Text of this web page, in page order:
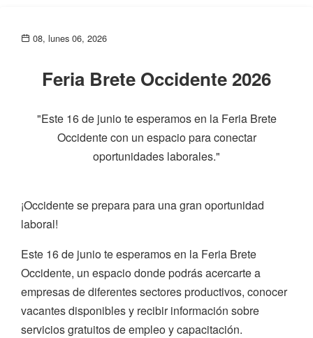
08, lunes 06, 2026
Feria Brete Occidente 2026
"Este 16 de junio te esperamos en la Feria Brete
Occidente con un espacio para conectar
oportunidades laborales."
¡Occidente se prepara para una gran oportunidad
laboral!
Este 16 de junio te esperamos en la Feria Brete
Occidente, un espacio donde podrás acercarte a
empresas de diferentes sectores productivos, conocer
vacantes disponibles y recibir información sobre
servicios gratuitos de empleo y capacitación.